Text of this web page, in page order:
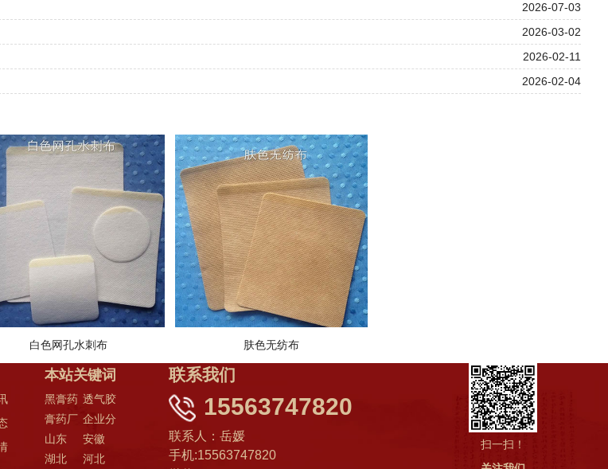
2026-07-03
2026-03-02
2026-02-11
2026-02-04
白色网孔水刺布 肤色无纺布
本站关键词
黑膏药
布
透气胶
贴
膏药厂
家
企业分
站：
山东
安徽
湖北
河北
联系我们
15563747820
联系人：岳媛
手机:15563747820
扫一扫！